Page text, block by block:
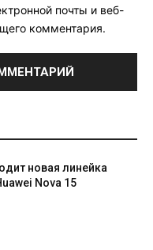
почты и веб-
комментария.
новая линейка
Nova 15